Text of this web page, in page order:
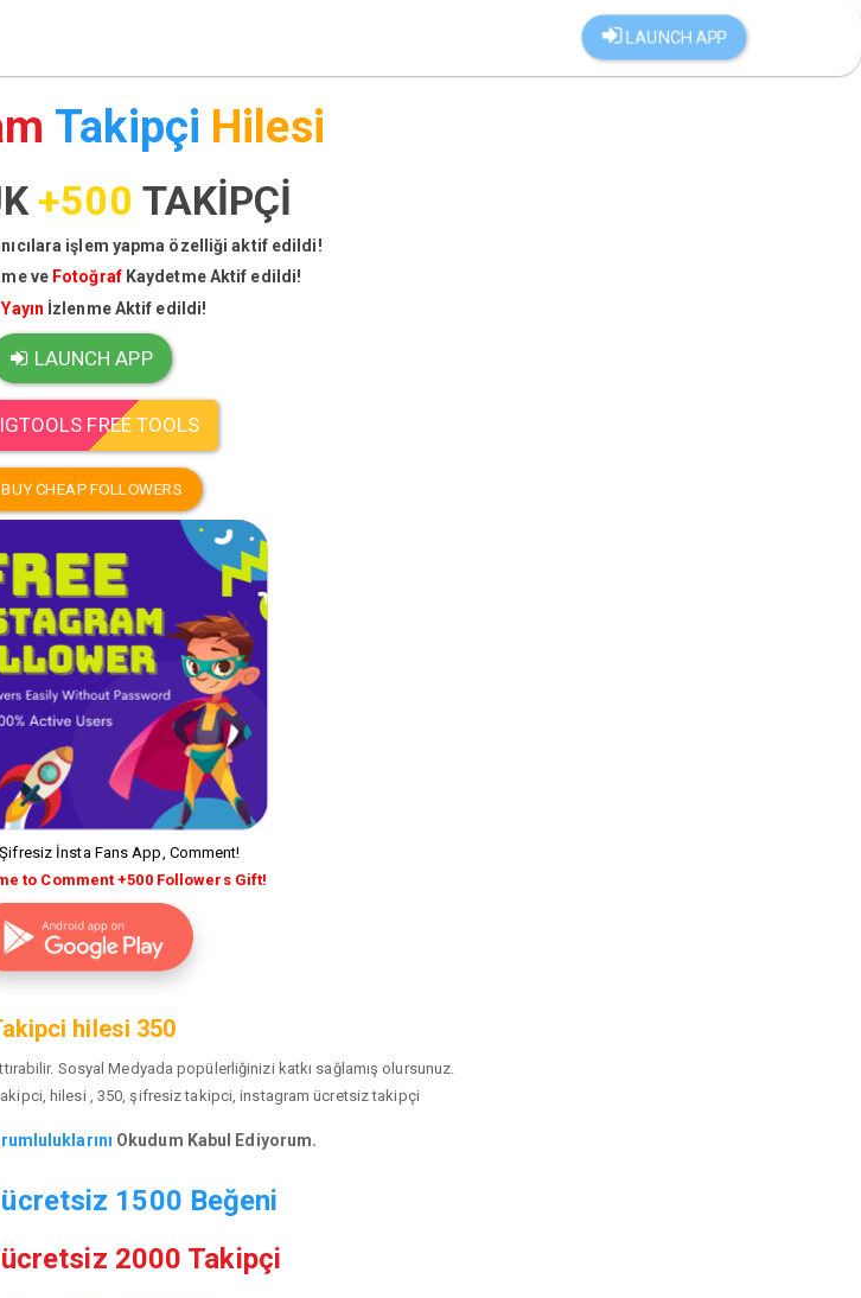
LAUNCH APP
Takipçi Hilesi
+500 TAKİPÇİ
işlem yapma özelliği aktif edildi!
ve Fotoğraf Kaydetme Aktif edildi!
İzlenme Aktif edildi!
LAUNCH APP
FREE TOOLS
BUY CHEAP FOLLOWERS
İnsta Fans App, Comment!
to Comment +500 Followers Gift!
hilesi 350
Sosyal Medyada popülerliğinizi katkı sağlamış olursunuz.
takipci, hilesi , 350, şifresiz takipci, instagram ücretsiz takipçi
Okudum Kabul Ediyorum.
ücretsiz 1500 Beğeni
ücretsiz 2000 Takipçi